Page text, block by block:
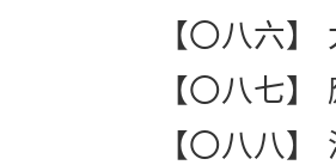
【〇八六
【〇八七
【〇八八